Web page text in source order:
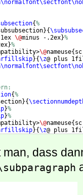
{%
}{
\@minus -.2ex}%
}%
\@nameuse{
}{\z@ plus
{%
}{
}%
}%
\@nameuse{
}{\z@ plus
man, dass